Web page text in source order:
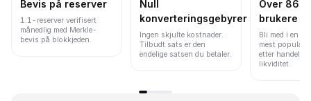
Bevis på reserver
1:1-reserver verifisert
månedlig med Merkle-
bevis på blokkjeden.
Null
konverteringsgebyrer
Ingen skjulte kostnader.
Tilbudt sats er den
endelige satsen du betaler.
Over 86
brukere
Bli med i en av
mest
etter
likviditet.